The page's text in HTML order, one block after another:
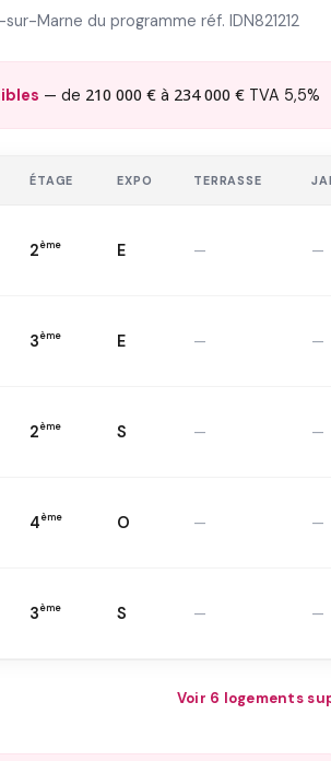
Marne du programme réf. IDN821212
— de 210 000 € à 234 000 € TVA 5,5%
ÉTAGE EXPO TERRASSE
2ème E — —
3ème E — —
2ème S — —
4ème O — —
3ème S — —
Voir 6 logements